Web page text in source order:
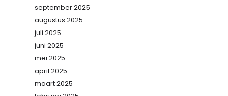
september 2025
augustus 2025
juli 2025
juni 2025
mei 2025
april 2025
maart 2025